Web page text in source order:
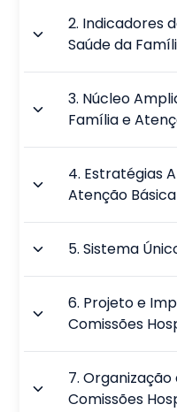
2. Indicadores
Saúde da
3. Núcleo
Família e
4. Estratégias
Atenção Básica
5.Sistema
6. Projeto e
Comissões
7.Organização
Comissões